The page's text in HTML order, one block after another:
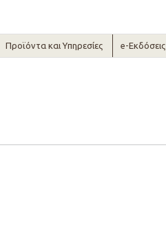
Προϊόντα και Υπηρεσίες e-Εκδόσεις